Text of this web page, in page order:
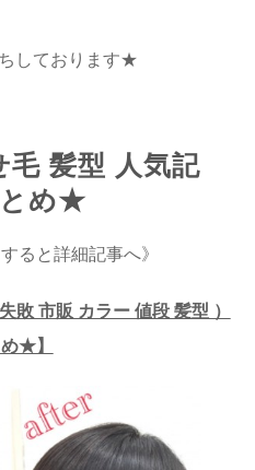
しております★
毛 髪型 人気記
め★
ると詳細記事へ》
敗 市販 カラー 値段 髪型 ）
★】